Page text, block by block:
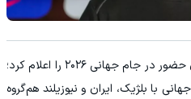
به سرمربیگری حسام حسن، فهرست نهایی ۲۶ نفره این تیم برای حضور در جام جهانی ۲۰۲۶ را اعلام کرد؛
مصر که در گروه هفتم جام جهانی با بلژیک، ایران و نیوزیلند هم‌گروه
خرید محصول